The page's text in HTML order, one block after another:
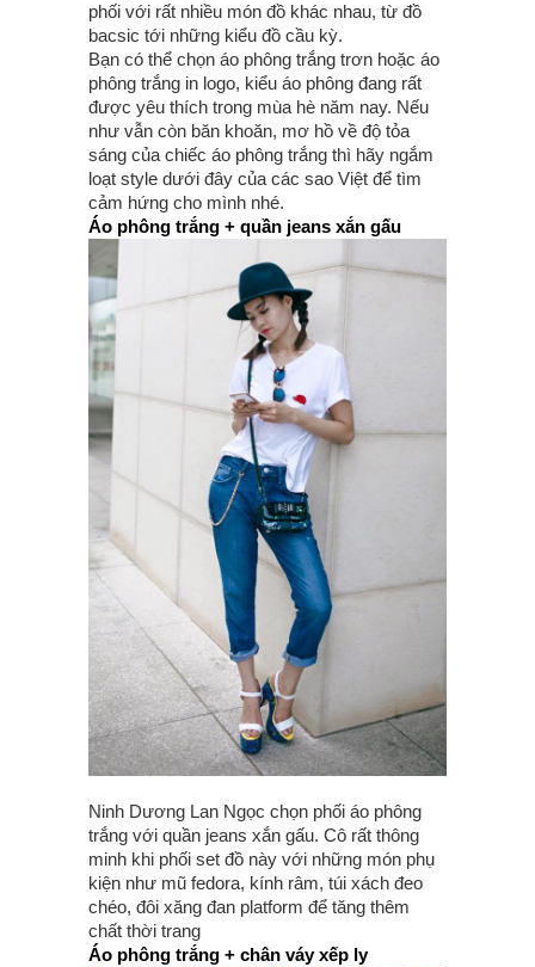
phối với rất nhiều món đồ khác nhau, từ đồ
bacsic tới những kiểu đồ cầu kỳ.
Bạn có thể chọn áo phông trắng trơn hoặc áo
phông trắng in logo, kiểu áo phông đang rất
được yêu thích trong mùa hè năm nay. Nếu
như vẫn còn băn khoăn, mơ hồ về độ tỏa
sáng của chiếc áo phông trắng thì hãy ngắm
loạt style dưới đây của các sao Việt để tìm
cảm hứng cho mình nhé.
Áo phông trắng + quần jeans xắn gấu
Ninh Dương Lan Ngọc chọn phối áo phông
trắng với quần jeans xắn gấu. Cô rất thông
minh khi phối set đồ này với những món phụ
kiện như mũ fedora, kính râm, túi xách đeo
chéo, đôi xăng đan platform để tăng thêm
chất thời trang
Áo phông trắng + chân váy xếp ly